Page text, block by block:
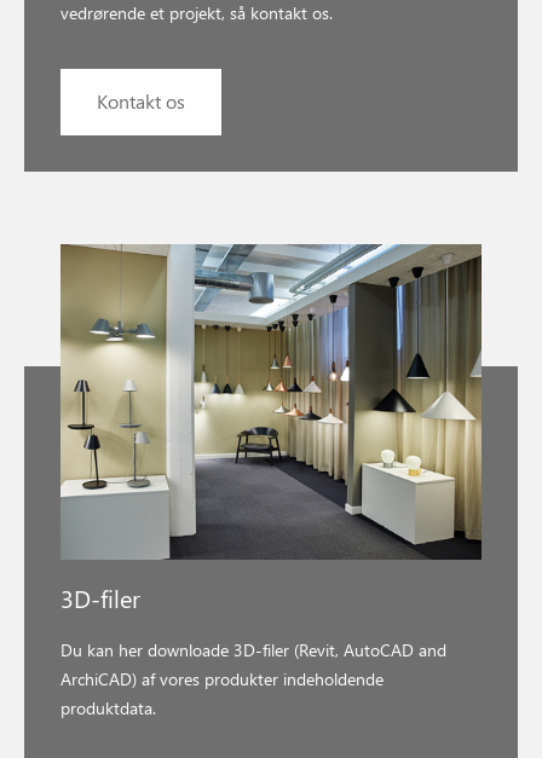
vedrørende et projekt, så kontakt os.
Kontakt os
3D-filer
Du kan her downloade 3D-filer (Revit, AutoCAD and
ArchiCAD) af vores produkter indeholdende
produktdata.